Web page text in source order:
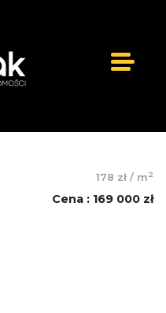
178 zł / m2
Cena : 169 000 zł